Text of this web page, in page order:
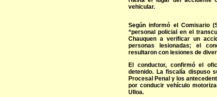
vehicular.
Según informó el Comisario
“personal policial en el
Chauquen a verificar un
personas lesionadas; el
resultaron con lesiones de
El conductor, confirmó el
detenido. La fiscalía dispuso
Procesal Penal y los
por conducir vehículo
Ulloa.